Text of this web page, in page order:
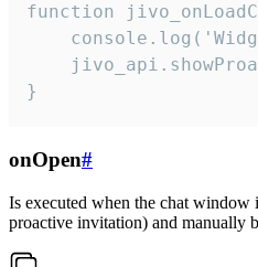
function
}
onOpen#
Is executed when the chat window
proactive invitation) and manually